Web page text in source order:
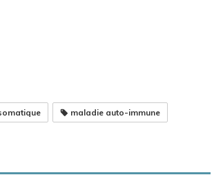
maladie auto-immune